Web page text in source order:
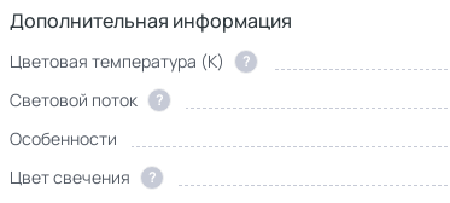
Дополнительная информация
Цветовая температура (К) ?
Световой поток
?
Особенности
Цвет свечения ?